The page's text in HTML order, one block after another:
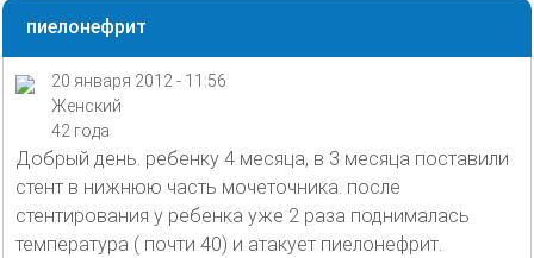
пиелонефрит
20 января 2012 - 11:56
Женский
42 года
Добрый день. ребенку 4 месяца, в 3 месяца поставили
стент в нижнюю часть мочеточника. после
стентирования у ребенка уже 2 раза поднималась
температура ( почти 40) и атакует пиелонефрит.